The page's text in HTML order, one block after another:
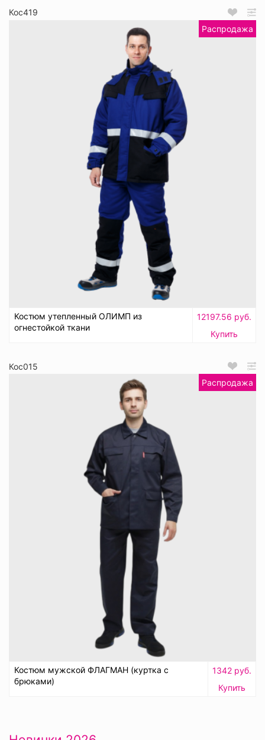
Кос419
Распродажа
Костюм утепленный ОЛИМП из
огнестойкой ткани
12197.56 руб.
Купить
Кос015
Распродажа
Костюм мужской ФЛАГМАН (куртка с
брюками)
1342 руб.
Купить